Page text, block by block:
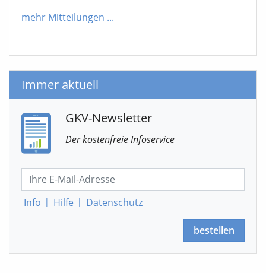
mehr Mitteilungen ...
Immer aktuell
GKV-Newsletter
Der kostenfreie Infoservice
Info | Hilfe | Datenschutz
bestellen